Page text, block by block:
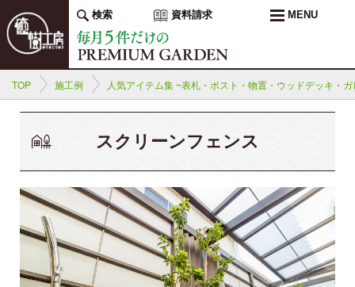
検索 資料請求 MENU
TOP 施工例 人気アイテム集 ~表札・ポスト・物置・ウッドデッキ・
スクリーンフェンス